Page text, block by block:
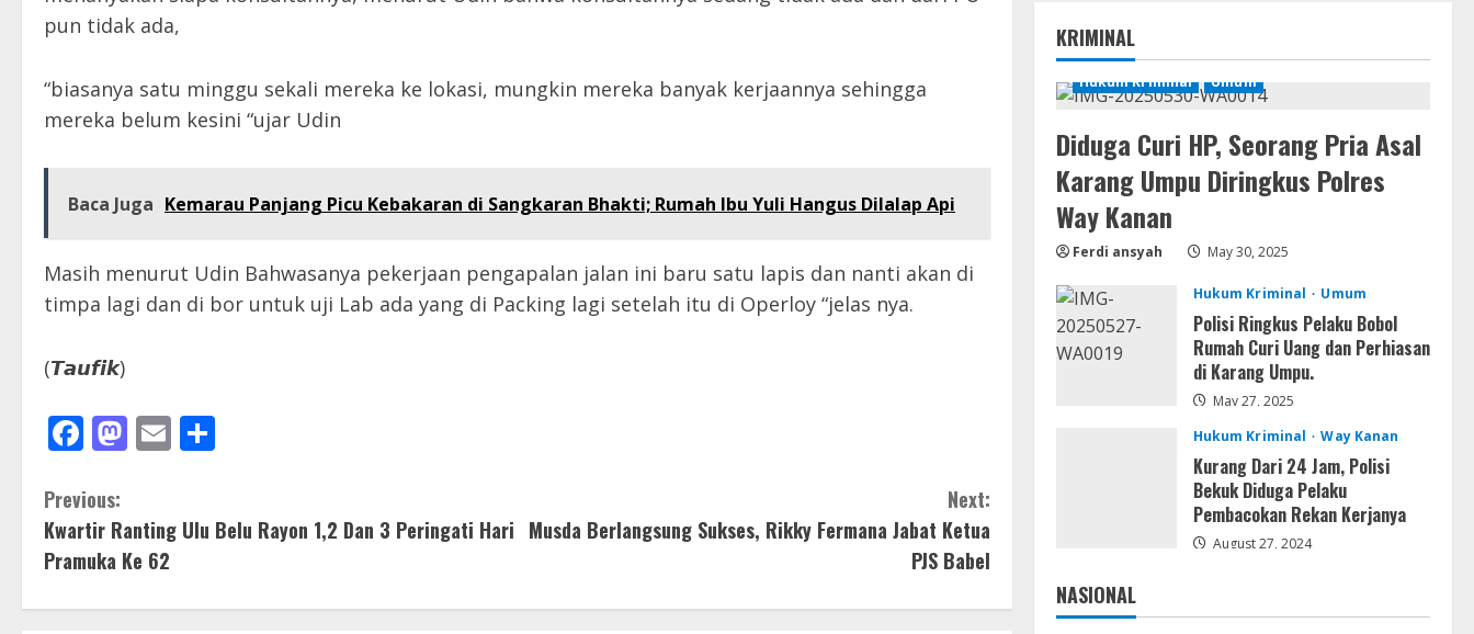
pun tidak ada,
“biasanya satu minggu sekali mereka ke lokasi, mungkin mereka banyak kerjaannya sehingga
mereka belum kesini “ujar Udin
Baca Juga Kemarau Panjang Picu Kebakaran di Sangkaran Bhakti; Rumah Ibu Yuli Hangus Dilalap Api
Masih menurut Udin Bahwasanya pekerjaan pengapalan jalan ini baru satu lapis dan nanti akan di
timpa lagi dan di bor untuk uji Lab ada yang di Packing lagi setelah itu di Operloy “jelas nya.
(𝙏𝙖𝙪𝙛𝙞𝙠)
Facebook
Mastodon
Email
C
o
n
Previous:
Kwartir Ranting Ulu Belu Rayon 1,2 Dan 3 Peringati Hari
Pramuka Ke 62
Next:
Musda Berlangsung Sukses, Rikky Fermana Jabat Ketua
PJS Babel
1
x64] Reddit
August 7, 2026
2
VL
Office 365 Mondo Pre-
Activated
Kemarau Panjang Picu
Kebakaran di Sangkaran
Bhakti; Rumah Ibu Yuli Hangus
Dilalap Api
August 7, 2026
Adobe Acrobat Pro 2021
Portable only [100% Worked]
[Windows] 2025
August 7, 2026
bit ISO Image .tоr𝚛еnt
KRIMINAL
Hukum Kriminal Umum
Diduga Curi HP, Seorang Pria Asal
Karang Umpu Diringkus Polres
Way Kanan
Ferdi ansyah May 30, 2025
Hukum Kriminal Umum
Polisi Ringkus Pelaku Bobol
Rumah Curi Uang dan Perhiasan
di Karang Umpu.
May 27, 2025
Hukum Kriminal
Way Kanan
Kurang Dari 24 Jam, Polisi
Bekuk Diduga Pelaku
Pembacokan Rekan Kerjanya
August 27, 2024
NASIONAL
Jakarta